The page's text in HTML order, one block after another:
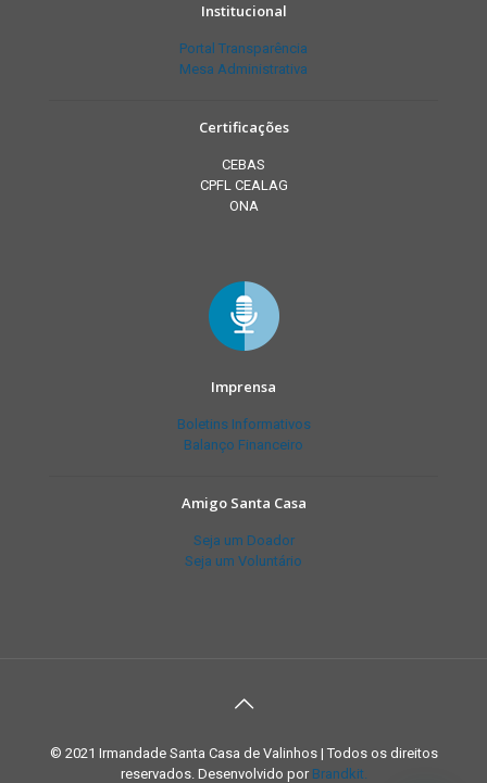
Institucional
Portal Transparência
Mesa Administrativa
Certificações
CEBAS
CPFL CEALAG
ONA
Imprensa
Boletins Informativos
Balanço Financeiro
Amigo Santa Casa
Seja um Doador
Seja um Voluntário
© 2021 Irmandade Santa Casa de Valinhos | Todos os direitos
reservados. Desenvolvido por Brandkit.